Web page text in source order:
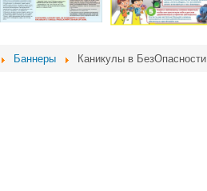
Баннеры Каникулы в БезОпасности